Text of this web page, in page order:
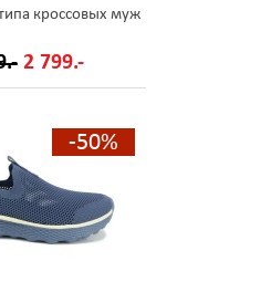
кроссовых муж
2 799.-
-50%